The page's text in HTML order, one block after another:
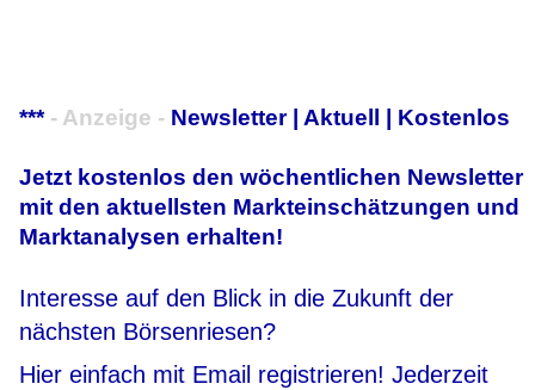
*** - Anzeige - Newsletter | Aktuell | Kostenlos
Jetzt kostenlos den wöchentlichen Newsletter
mit den aktuellsten Markteinschätzungen und
Marktanalysen erhalten!
Interesse auf den Blick in die Zukunft der
nächsten Börsenriesen?
Hier einfach mit Email registrieren! Jederzeit